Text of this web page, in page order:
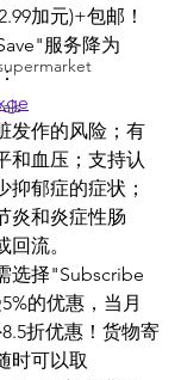
加元)+包邮！
服务降为
发作的风险；有
和血压；支持认
抑郁症的症状；
炎和炎症性肠
流。
选择"Subscribe
的优惠，当月
折优惠！货物寄
时可以取